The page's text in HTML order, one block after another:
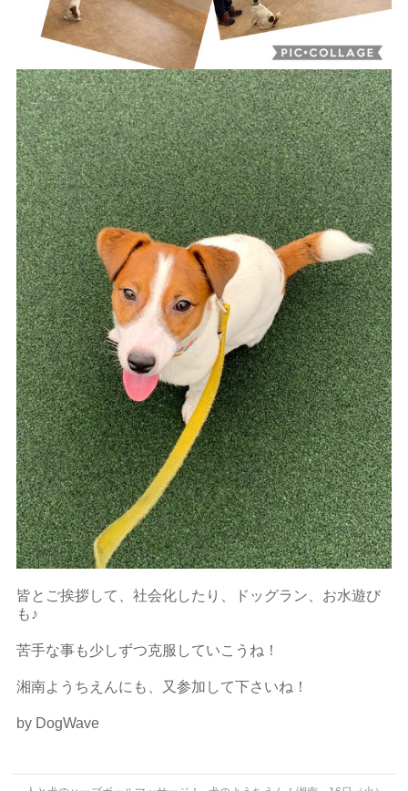
皆とご挨拶して、社会化したり、ドッグラン、お水遊び
も♪
苦手な事も少しずつ克服していこうね！
湘南ようちえんにも、又参加して下さいね！
by DogWave